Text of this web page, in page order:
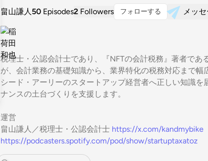
畠山謙人50 Episodes2 Followers フォローする メッ
税理士・公認会計士であり、『NFTの会計税務』著者であ
が、会計業務の基礎知識から、業界特化の税務対応まで幅
シード・アーリーのスタートアップ経営者へ正しい知識を
ナンスの土台づくりを支援します。
運営
畠山謙人／税理士・公認会計士 https://x.com/kandmybike
https://podcasters.spotify.com/pod/show/startuptaxatoz